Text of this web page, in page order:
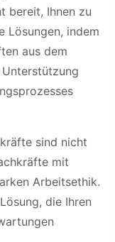
bereit, Ihnen zu
Lösungen, indem
aus dem
sind nicht
mit
Arbeitsethik.
die Ihren